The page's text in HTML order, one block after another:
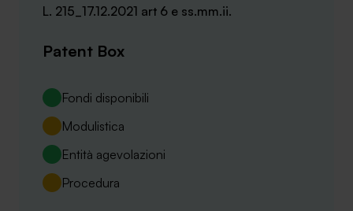
L. 215_17.12.2021 art 6 e ss.mm.ii.
Patent Box
Fondi disponibili
Modulistica
Entità agevolazioni
Procedura